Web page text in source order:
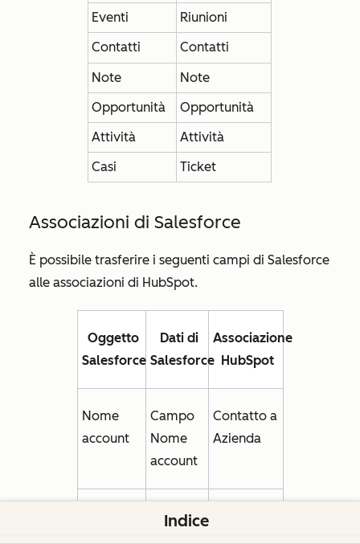
Eventi
Riunioni
Contatti
Contatti
Note
Note
Opportunità
Opportunità
Attività
Attività
Casi
Ticket
Associazioni di Salesforce
È possibile trasferire i seguenti campi di Salesforce
alle associazioni di HubSpot.
Oggetto
Salesforce
Dati di
Salesforce
Associazione
HubSpot
Nome
account
Campo
Nome
account
Contatto a
Azienda
Campo
Indice